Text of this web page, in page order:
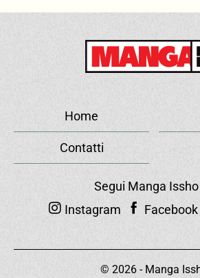
Home
Contatti
Segui Manga
Instagram
Facebook
© 2026 - Manga